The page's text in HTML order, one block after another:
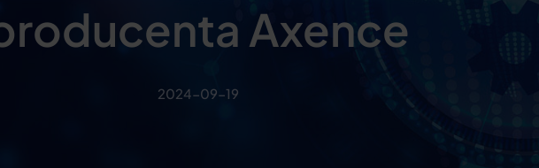
Axence
2024-09-19